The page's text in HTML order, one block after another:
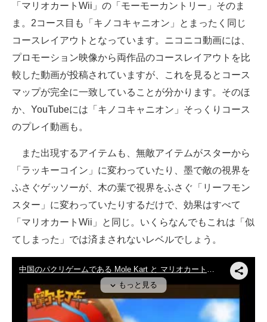
「マリオカートWii」の「モーモーカントリー」そのま
ま。2コース目も「キノコキャニオン」とまったく同じ
コースレイアウトとなっています。ニコニコ動画には、
プロモーション映像から両作品のコースレイアウトを比
較した動画が投稿されていますが、これを見るとコース
マップが完全に一致していることが分かります。そのほ
か、YouTubeには「キノコキャニオン」そっくりコース
のプレイ動画も。
また出現するアイテムも、無敵アイテムがスターから
「ラッキーコイン」に変わっていたり、墨で敵の視界を
ふさぐゲッソーが、木の葉で視界をふさぐ「リーフモン
スター」に変わっていたりするだけで、効果はすべて
「マリオカートWii」と同じ。いくらなんでもこれは「似
てしまった」では済まされないレベルでしょう。